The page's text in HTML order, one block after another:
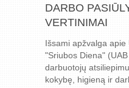
DARBO
VERTINIMAI
Išsami apžvalga
"Sriubos Diena"
darbuotojų
kokybę, higieną ir